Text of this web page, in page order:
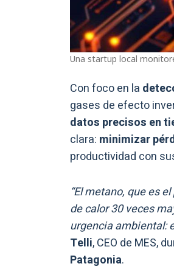
Una startup local
Con foco en la
gases de efecto
datos precisos en
clara: minimizar
productividad con
“El metano, que es
de calor 30 veces
urgencia ambiental:
Telli, CEO de MES,
Patagonia.